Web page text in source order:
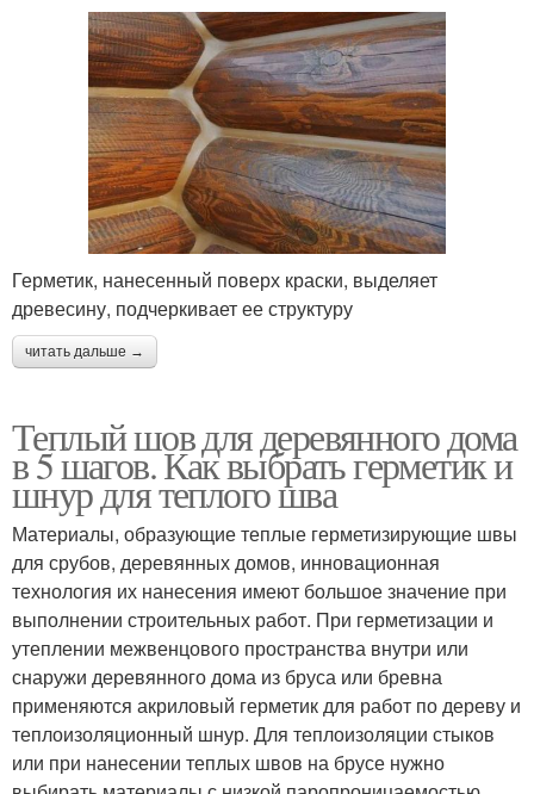
Герметик, нанесенный поверх краски, выделяет
древесину, подчеркивает ее структуру
читать дальше →
Теплый шов для деревянного дома
в 5 шагов. Как выбрать герметик и
шнур для теплого шва
Материалы, образующие теплые герметизирующие швы
для срубов, деревянных домов, инновационная
технология их нанесения имеют большое значение при
выполнении строительных работ. При герметизации и
утеплении межвенцового пространства внутри или
снаружи деревянного дома из бруса или бревна
применяются акриловый герметик для работ по дереву и
теплоизоляционный шнур. Для теплоизоляции стыков
или при нанесении теплых швов на брусе нужно